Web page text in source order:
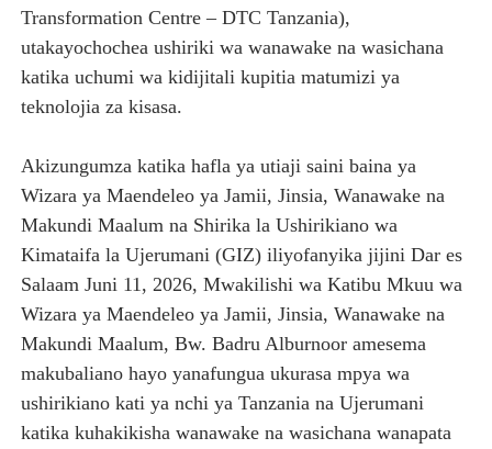
Transformation Centre – DTC Tanzania),
utakayochochea ushiriki wa wanawake na wasichana
katika uchumi wa kidijitali kupitia matumizi ya
teknolojia za kisasa.
Akizungumza katika hafla ya utiaji saini baina ya
Wizara ya Maendeleo ya Jamii, Jinsia, Wanawake na
Makundi Maalum na Shirika la Ushirikiano wa
Kimataifa la Ujerumani (GIZ) iliyofanyika jijini Dar es
Salaam Juni 11, 2026, Mwakilishi wa Katibu Mkuu wa
Wizara ya Maendeleo ya Jamii, Jinsia, Wanawake na
Makundi Maalum, Bw. Badru Alburnoor amesema
makubaliano hayo yanafungua ukurasa mpya wa
ushirikiano kati ya nchi ya Tanzania na Ujerumani
katika kuhakikisha wanawake na wasichana wanapata